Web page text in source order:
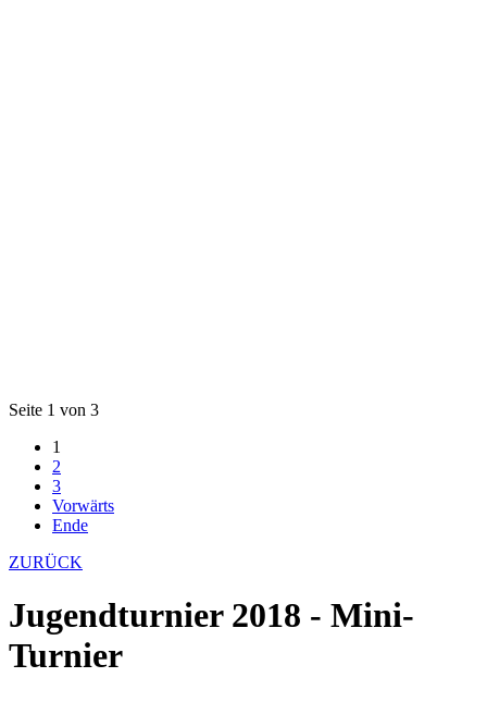
Seite 1 von 3
1
2
3
Vorwärts
Ende
ZURÜCK
Jugendturnier 2018 - Mini-
Turnier